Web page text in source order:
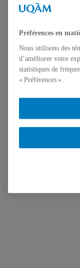
Préférences en
Nous utilisons des
d’améliorer votre
statistiques de
« Préférences ».